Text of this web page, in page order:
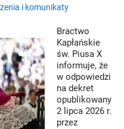
i komunikaty
Bractwo
Kapłańskie
św. Piusa X
informuje, że
w odpowiedzi
na dekret
opublikowany
2 lipca 2026 r.
przez